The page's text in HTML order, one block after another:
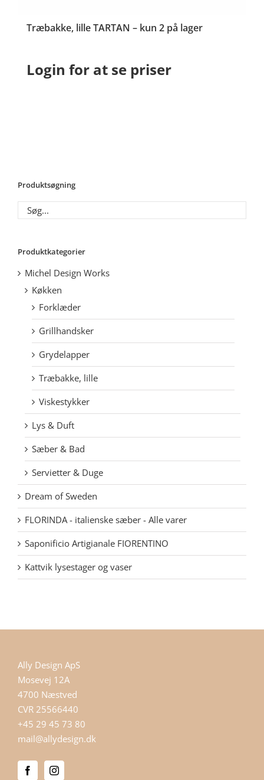
Træbakke, lille TARTAN – kun 2 på lager
Login for at se priser
Produktsøgning
Produktkategorier
Michel Design Works
Køkken
Forklæder
Grillhandsker
Grydelapper
Træbakke, lille
Viskestykker
Lys & Duft
Sæber & Bad
Servietter & Duge
Dream of Sweden
FLORINDA - italienske sæber - Alle varer
Saponificio Artigianale FIORENTINO
Kattvik lysestager og vaser
Ally Design ApS
Mosevej 12A
4700 Næstved
CVR 25566440
+45 29 45 73 80
mail@allydesign.dk